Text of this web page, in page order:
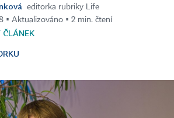
editorka rubriky Life
▪ Aktualizováno ▪ 2 min. čtení
ČLÁNEK